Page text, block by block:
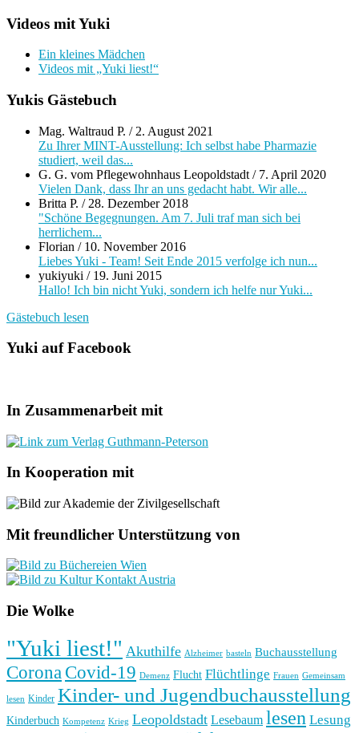
Videos mit Yuki
Ein kleines Mädchen
Videos mit „Yuki liest!“
Yukis Gästebuch
Mag. Waltraud P. / 2. August 2021
Zu Ihrer MINT-Ausstellung: Ich selbst habe Pharmazie
studiert, weil das...
G. G. vom Pflegewohnhaus Leopoldstadt / 7. April 2020
Vielen Dank, dass Ihr an uns gedacht habt. Wir alle...
Britta P. / 28. Dezember 2018
"Schöne Begegnungen. Am 7. Juli traf man sich bei
herrlichem...
Florian / 10. November 2016
Liebes Yuki - Team! Seit Ende 2015 verfolge ich nun...
yukiyuki / 19. Juni 2015
Hallo! Ich bin nicht Yuki, sondern ich helfe nur Yuki...
Gästebuch lesen
Yuki auf Facebook
In Zusammenarbeit mit
In Kooperation mit
Mit freundlicher Unterstützung von
Die Wolke
"Yuki liest!" Akuthilfe Alzheimer basteln Buchausstellung
Corona Covid-19 Demenz Flucht Flüchtlinge Frauen Gemeinsam
lesen Kinder Kinder- und Jugendbuchausstellung
Kinderbuch Kompetenz Krieg Leopoldstadt Lesebaum lesen Lesung